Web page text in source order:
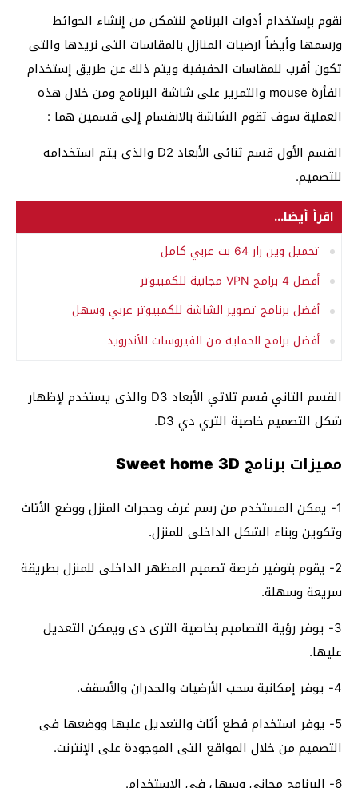
نقوم بإستخدام أدوات البرنامج لنتمكن من إنشاء الحوائط
ورسمها وأيضاً ارضيات المنازل بالمقاسات التى نريدها والتى
تكون أقرب للمقاسات الحقيقية ويتم ذلك عن طريق إستخدام
الفأرة mouse والتمرير على شاشة البرنامج ومن خلال هذه
العملية سوف تقوم الشاشة بالانقسام إلى قسمين هما :
القسم الأول قسم ثنائى الأبعاد D2 والذى يتم استخدامه
للتصميم.
اقرأ أيضا...
تحميل وين رار 64 بت عربي كامل
أفضل 4 برامج VPN مجانية للكمبيوتر
أفضل برنامج تصوير الشاشة للكمبيوتر عربي وسهل
أفضل برامج الحماية من الفيروسات للأندرويد
القسم الثاني قسم ثلاثي الأبعاد D3 والذى يستخدم لإظهار
شكل التصميم خاصية الثري دي D3.
مميزات برنامج Sweet home 3D
1- يمكن المستخدم من رسم غرف وحجرات المنزل ووضع الأثاث
وتكوين وبناء الشكل الداخلى للمنزل.
2- يقوم بتوفير فرصة تصميم المظهر الداخلى للمنزل بطريقة
سريعة وسهلة.
3- يوفر رؤية التصاميم بخاصية الثرى دى ويمكن التعديل
عليها.
4- يوفر إمكانية سحب الأرضيات والجدران والأسقف.
5- يوفر استخدام قطع أثاث والتعديل عليها ووضعها فى
التصميم من خلال المواقع التى الموجودة على الإنترنت.